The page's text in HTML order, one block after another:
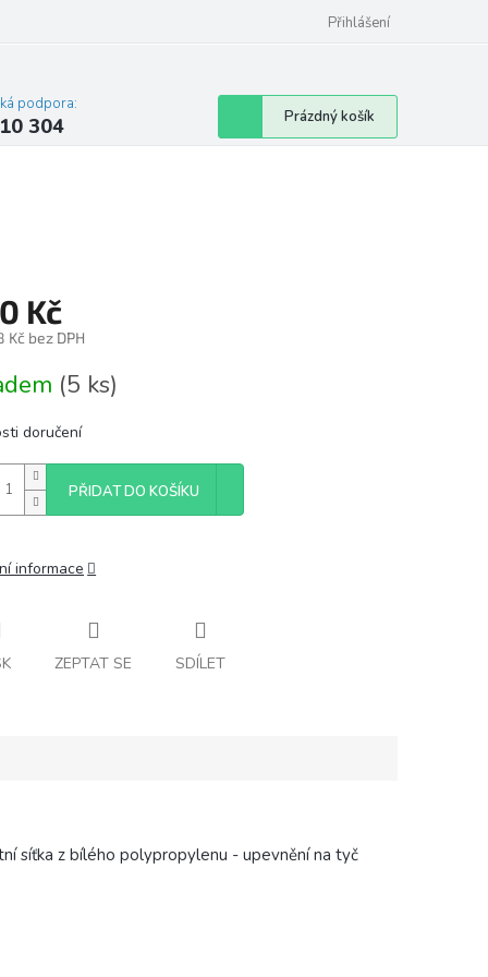
Přihlášení
podpora:
304
Nákupní
košík
Prázdný košík
Kč
Kč bez DPH
(5 ks)
doručení
PŘIDAT DO KOŠÍKU
informace
ZEPTAT SE SDÍLET
síťka z bílého polypropylenu - upevnění na tyč